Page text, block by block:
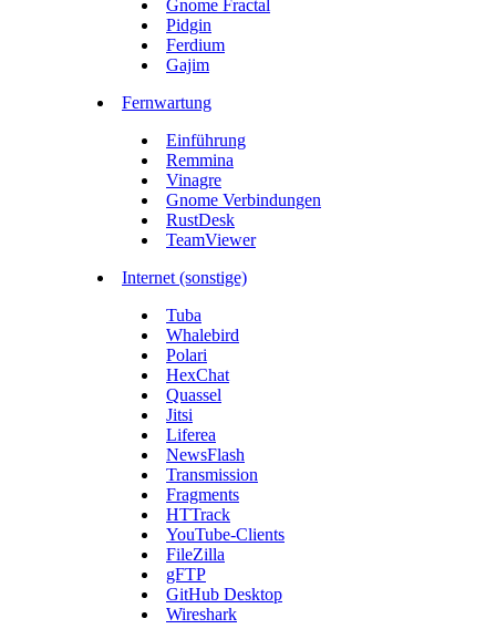
Gnome Fractal
Pidgin
Ferdium
Gajim
Fernwartung
Einführung
Remmina
Vinagre
Gnome Verbindungen
RustDesk
TeamViewer
Internet (sonstige)
Tuba
Whalebird
Polari
HexChat
Quassel
Jitsi
Liferea
NewsFlash
Transmission
Fragments
HTTrack
YouTube-Clients
FileZilla
gFTP
GitHub Desktop
Wireshark